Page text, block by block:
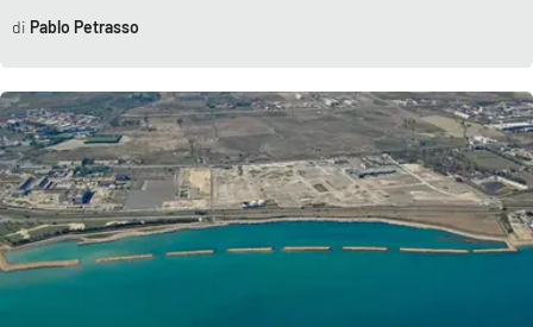
Vibo Valentia
Reggio Calabria
Cosenza
Pablo Petrasso